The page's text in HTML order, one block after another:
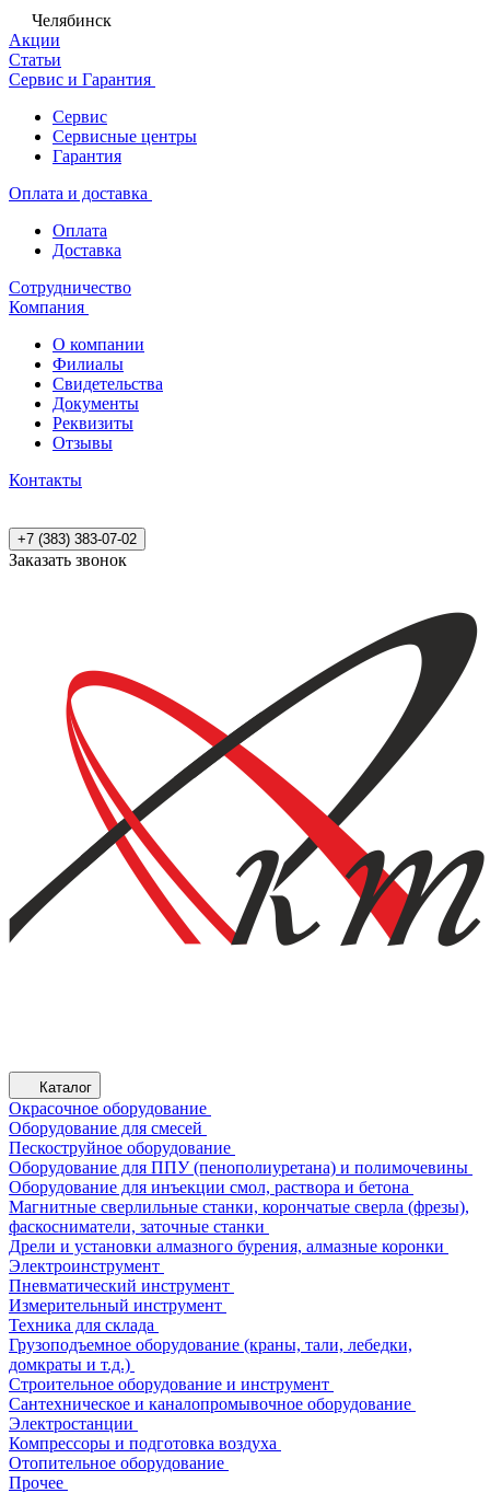
Челябинск
Акции
Статьи
Сервис и Гарантия
Сервис
Сервисные центры
Гарантия
Оплата и доставка
Оплата
Доставка
Сотрудничество
Компания
О компании
Филиалы
Свидетельства
Документы
Реквизиты
Отзывы
Контакты
+7 (383) 383-07-02
Заказать звонок
Каталог
Окрасочное оборудование
Оборудование для смесей
Пескоструйное оборудование
Оборудование для ППУ (пенополиуретана) и полимочевины
Оборудование для инъекции смол, раствора и бетона
Магнитные сверлильные станки, корончатые сверла (фрезы),
фаскосниматели, заточные станки
Дрели и установки алмазного бурения, алмазные коронки
Электроинструмент
Пневматический инструмент
Измерительный инструмент
Техника для склада
Грузоподъемное оборудование (краны, тали, лебедки,
домкраты и т.д.)
Строительное оборудование и инструмент
Сантехническое и каналопромывочное оборудование
Электростанции
Компрессоры и подготовка воздуха
Отопительное оборудование
Прочее